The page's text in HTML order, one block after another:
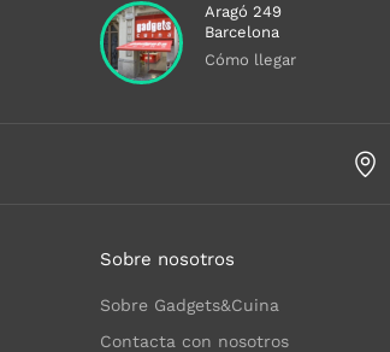
Aragó 249
Barcelona
Cómo llegar
Sobre nosotros
Sobre Gadgets&Cuina
Contacta con nosotros